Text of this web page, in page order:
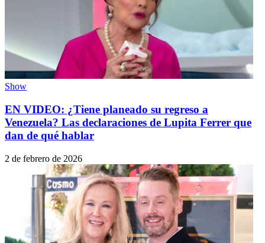
Show
EN VIDEO: ¿Tiene planeado su regreso a
Venezuela? Las declaraciones de Lupita Ferrer que
dan de qué hablar
2 de febrero de 2026